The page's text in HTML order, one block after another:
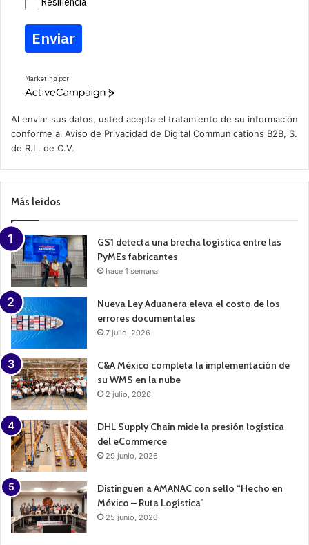
Enviar
Marketing por
A
v
e
a
m
a
n
Al enviar sus datos, usted acepta el tratamiento de su información
conforme al Aviso de Privacidad de Digital Communications B2B, S.
de R.L. de C.V.
Más leidos
GS1 detecta una brecha logística entre las
PyMEs fabricantes
hace 1 semana
Nueva Ley Aduanera eleva el costo de los
errores documentales
7 julio, 2026
C&A México completa la implementación de
su WMS en la nube
2 julio, 2026
DHL Supply Chain mide la presión logística
del eCommerce
29 junio, 2026
Distinguen a AMANAC con sello “Hecho en
México – Ruta Logística”
25 junio, 2026